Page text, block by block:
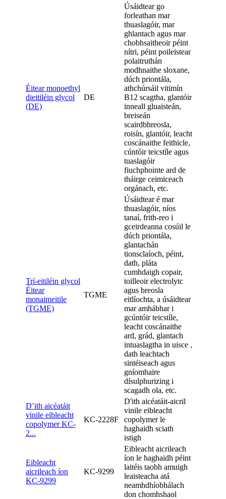
Éitear monoethyl
dieitiléin glycol
(DE)
DE
Úsáidtear go
forleathan mar
thuaslagóir, mar
ghlantach agus mar
chobhsaitheoir péint
nítri, péint poileistear
polaitruthán
modhnaithe sloxane,
dúch priontála,
athchúrsáil vitimín
B12 scagtha, glantóir
inneall gluaisteán,
breiseán
scairdbhreosla,
roisín, glantóir, leacht
coscánaithe feithicle,
cúntóir teicstíle agus
tuaslagóir
fiuchphointe ard de
tháirge ceimiceach
orgánach, etc.
Trí-eitiléin glycol
Éitear
monaimeitile
(TGME)
TGME
Úsáidtear é mar
thuaslagóir, níos
tanaí, frith-reo i
gceirdeanna cosúil le
dúch priontála,
glantachán
tionsclaíoch, péint,
dath, pláta
cumhdaigh copair,
toilleoir electrolytc
agus breosla
eitlíochta, a úsáidtear
mar amhábhar i
gcúntóir teicstíle,
leacht coscánaithe
ard, grád, glantach
intuaslagtha in uisce ,
dath leachtach
sintéiseach agus
gníomhaire
dísulphurizing i
scagadh ola, etc.
D’ith aicéatáit
vinile eibleacht
copolymer KC-
2...
KC-2228F
D'ith aicéatáit-aicril
vinile eibleacht
copolymer le
haghaidh sciath
istigh
Eibleacht
aicrileach íon
KC-9299
KC-9299
Eibleacht aicrileach
íon le haghaidh péint
laitéis taobh amuigh
leaisteacha atá
neamhdhíobhálach
don chomhshaol